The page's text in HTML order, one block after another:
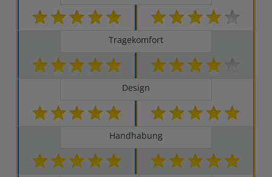
Tragekomfort
Design
Handhabung